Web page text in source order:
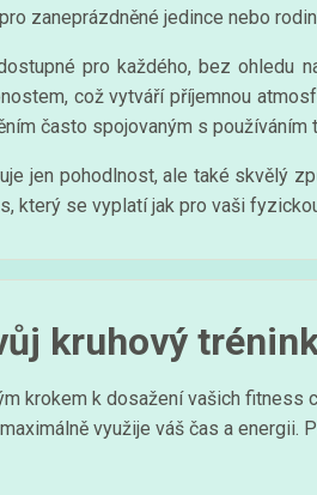
zaneprázdněné jedince nebo
pro každého, bez
což vytváří příjemnou
často spojovaným s používáním
jen pohodlnost, ale také skvělý
který se vyplatí jak pro vaši
kruhový
krokem k dosažení vašich
využije váš čas a energii.